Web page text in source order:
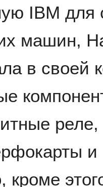
IBM для
машин,
в своей
кроме